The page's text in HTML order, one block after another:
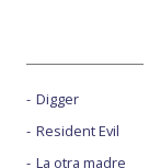
Digger
Resident Evil
La otra madre